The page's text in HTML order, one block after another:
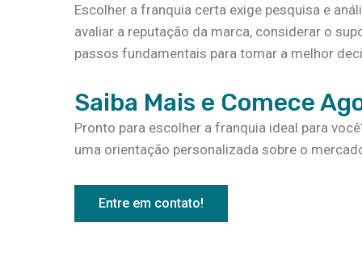
Escolher a franquia certa exige pesquisa e
avaliar a reputação da marca, considerar o
passos fundamentais para tomar a melhor
Saiba Mais e Comece
Pronto para escolher a franquia ideal para
uma orientação personalizada sobre o
Entre em contato!